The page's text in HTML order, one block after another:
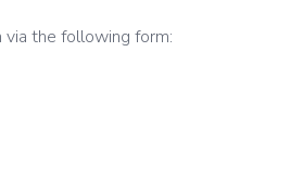
via the following form: